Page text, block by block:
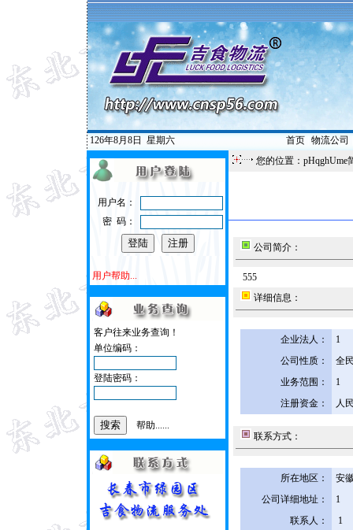
126年8月8日 星期六 首页| 物流公司
用户名：
密 码：
用户帮助...
客户往来业务查询！
单位编码：
登陆密码：
帮助......
您的位置：pHqghUme
公司简介：
555
详细信息：
企业法人：
1
公司性质：
全
业务范围：
1
注册资金：
人
联系方式：
所在地区：
安
公司详细地址：
1
联系人：
1